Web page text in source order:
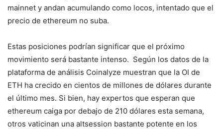
mainnet y andan acumulando como locos, intentado que el
precio de ethereum no suba.
Estas posiciones podrían significar que el próximo
movimiento será bastante intenso. Según los datos de la
plataforma de análisis Coinalyze muestran que la OI de
ETH ha crecido en cientos de millones de dólares durante
el último mes. Si bien, hay expertos que esperan que
ethereum caiga por debajo de 210 dólares esta semana,
otros vaticinan una altsession bastante potente en los